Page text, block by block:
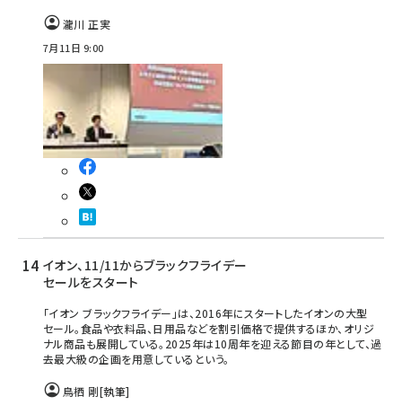
瀧川 正実
7月11日 9:00
イオン、11/11からブラックフライデー
セールをスタート
「イオン ブラックフライデー」は、2016年にスタートしたイオンの大型
セール。食品や衣料品、日用品などを割引価格で提供するほか、オリジ
ナル商品も展開している。2025年は10周年を迎える節目の年として、過
去最大級の企画を用意しているという。
鳥栖 剛[執筆]